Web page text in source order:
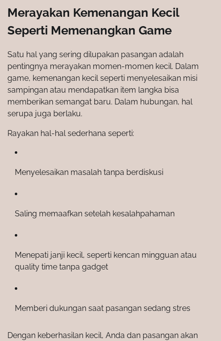
Merayakan Kemenangan Kecil
Seperti Memenangkan Game
Satu hal yang sering dilupakan pasangan adalah
pentingnya merayakan momen-momen kecil. Dalam
game, kemenangan kecil seperti menyelesaikan misi
sampingan atau mendapatkan item langka bisa
memberikan semangat baru. Dalam hubungan, hal
serupa juga berlaku.
Rayakan hal-hal sederhana seperti:
Menyelesaikan masalah tanpa berdiskusi
Saling memaafkan setelah kesalahpahaman
Menepati janji kecil, seperti kencan mingguan atau
quality time tanpa gadget
Memberi dukungan saat pasangan sedang stres
Dengan keberhasilan kecil, Anda dan pasangan akan